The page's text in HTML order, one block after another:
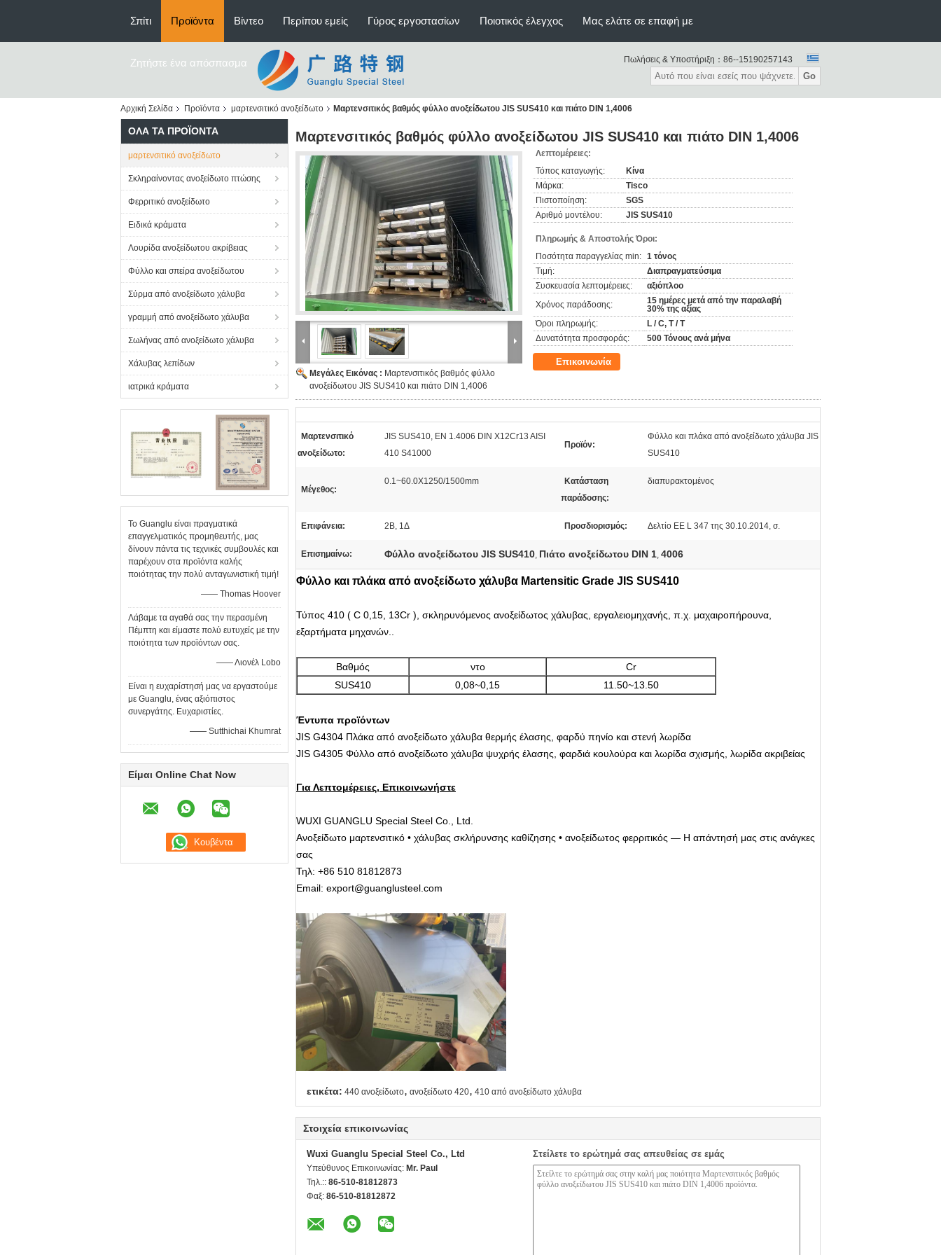
Σπίτι Προϊόντα Βίντεο Περίπου εμείς Γύρος εργοστασίων Ποιοτικός έλεγχος Μας ελάτε σε επαφή με
Ζητήστε ένα απόσπασμα Πωλήσεις & Υποστήριξη： 86--15190257143
Go
Αρχική Σελίδα Προϊόντα μαρτενσιτικό ανοξείδωτο Μαρτενσιτικός βαθμός φύλλο ανοξείδωτου JIS SUS410 και πιάτο DIN 1,4006
ΌΛΑ ΤΑ ΠΡΟΪΌΝΤΑ
μαρτενσιτικό ανοξείδωτο
Σκληραίνοντας ανοξείδωτο πτώσης
Φερριτικό ανοξείδωτο
Ειδικά κράματα
Λουρίδα ανοξείδωτου ακρίβειας
Φύλλο και σπείρα ανοξείδωτου
Σύρμα από ανοξείδωτο χάλυβα
γραμμή από ανοξείδωτο χάλυβα
Σωλήνας από ανοξείδωτο χάλυβα
Χάλυβας λεπίδων
ιατρικά κράματα
Το Guanglu είναι πραγματικά
επαγγελματικός προμηθευτής, μας
δίνουν πάντα τις τεχνικές συμβουλές και
παρέχουν στα προϊόντα καλής
ποιότητας την πολύ ανταγωνιστική τιμή!
—— Thomas Hoover
Λάβαμε τα αγαθά σας την περασμένη
Πέμπτη και είμαστε πολύ ευτυχείς με την
ποιότητα των προϊόντων σας.
—— Λιονέλ Lobo
Είναι η ευχαρίστησή μας να εργαστούμε
με Guanglu, ένας αξιόπιστος
συνεργάτης. Ευχαριστίες.
—— Sutthichai Khumrat
Είμαι Online Chat Now
Μαρτενσιτικός βαθμός φύλλο ανοξείδωτου JIS SUS410 και πιάτο DIN 1,4006
Μεγάλες Εικόνας : Μαρτενσιτικός βαθμός φύλλο
ανοξείδωτου JIS SUS410 και πιάτο DIN 1,4006
Λεπτομέρειες:
Τόπος καταγωγής:
Κίνα
Μάρκα:
Tisco
Πιστοποίηση:
SGS
Αριθμό μοντέλου:
JIS SUS410
Πληρωμής & Αποστολής Όροι:
Ποσότητα παραγγελίας min: 1 τόνος
Τιμή:
Διαπραγματεύσιμα
Συσκευασία λεπτομέρειες:
αξιόπλοο
Χρόνος παράδοσης:
15 ημέρες μετά από την παραλαβή
30% της αξίας
Όροι πληρωμής:
L / C, T / T
Δυνατότητα προσφοράς:
500 Τόνους ανά μήνα
Επικοινωνία
Μαρτενσιτικό
ανοξείδωτο:
JIS SUS410, EN 1.4006 DIN X12Cr13 AISI
410 S41000
Προϊόν:
Φύλλο και πλάκα από ανοξείδωτο χάλυβα JIS
SUS410
Μέγεθος:
0.1~60.0X1250/1500mm
Κατάσταση
παράδοσης:
διαπυρακτομένος
Επιφάνεια: 2Β, 1Δ Προσδιορισμός: Δελτίο ΕΕ L 347 της 30.10.2014, σ.
Επισημαίνω: Φύλλο ανοξείδωτου JIS SUS410, Πιάτο ανοξείδωτου DIN 1, 4006
Φύλλο και πλάκα από ανοξείδωτο χάλυβα Martensitic Grade JIS SUS410
Τύπος 410 ( C 0,15, 13Cr ), σκληρυνόμενος ανοξείδωτος χάλυβας, εργαλειομηχανής, π.χ. μαχαιροπήρουνα,
εξαρτήματα μηχανών..
Βαθμός ντο
Cr
SUS410
0,08~0,15 11.50~13.50
Έντυπα προϊόντων
JIS G4304 Πλάκα από ανοξείδωτο χάλυβα θερμής έλασης, φαρδύ πηνίο και στενή λωρίδα
JIS G4305 Φύλλο από ανοξείδωτο χάλυβα ψυχρής έλασης, φαρδιά κουλούρα και λωρίδα σχισμής, λωρίδα ακριβείας
Για Λεπτομέρειες, Επικοινωνήστε
WUXI GUANGLU Special Steel Co., Ltd.
Ανοξείδωτο μαρτενσιτικό • χάλυβας σκλήρυνσης καθίζησης • ανοξείδωτος φερριτικός — Η απάντησή μας στις ανάγκες
σας
Τηλ: +86 510 81812873
Email: export@guanglusteel.com
ετικέτα: 440 ανοξείδωτο, ανοξείδωτο 420, 410 από ανοξείδωτο χάλυβα
Στοιχεία επικοινωνίας
Wuxi Guanglu Special Steel Co., Ltd
Υπεύθυνος Επικοινωνίας: Mr. Paul
Τηλ.:: 86-510-81812873
Φαξ: 86-510-81812872
Στείλετε το ερώτημά σας απευθείας σε εμάς